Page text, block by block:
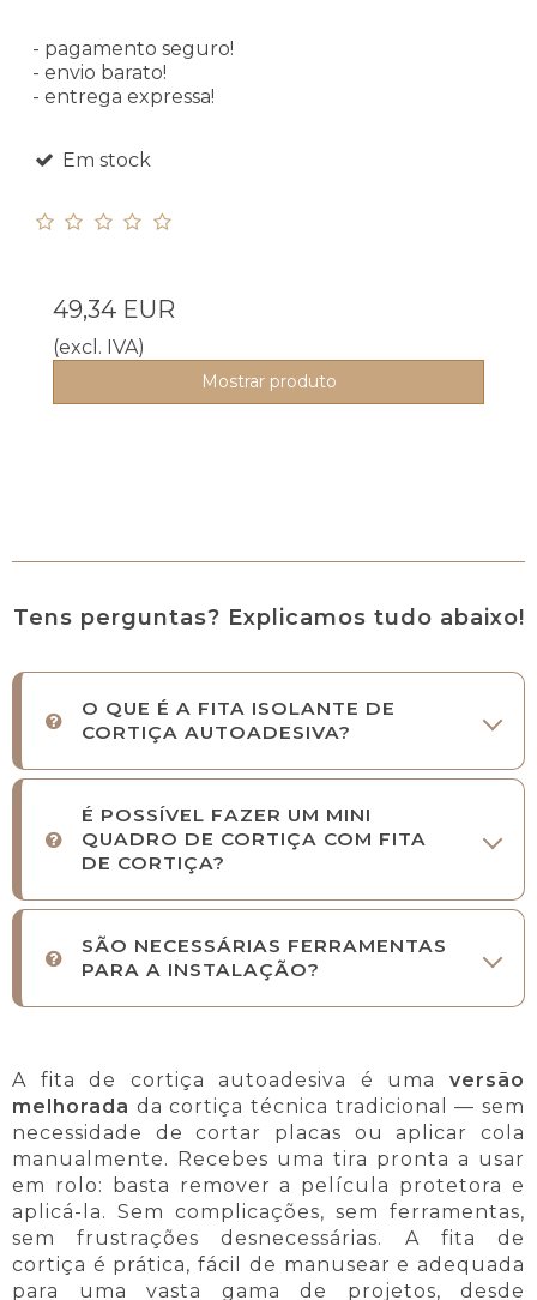
- pagamento seguro!
- envio barato!
- entrega expressa!
Em stock
49,34 EUR
(excl. IVA)
Mostrar produto
Tens perguntas? Explicamos tudo abaixo!
O QUE É A FITA ISOLANTE DE
CORTIÇA AUTOADESIVA?
É POSSÍVEL FAZER UM MINI
QUADRO DE CORTIÇA COM FITA
DE CORTIÇA?
SÃO NECESSÁRIAS FERRAMENTAS
PARA A INSTALAÇÃO?
A fita de cortiça autoadesiva é uma versão
melhorada da cortiça técnica tradicional — sem
necessidade de cortar placas ou aplicar cola
manualmente. Recebes uma tira pronta a usar
em rolo: basta remover a película protetora e
aplicá-la. Sem complicações, sem ferramentas,
sem frustrações desnecessárias. A fita de
cortiça é prática, fácil de manusear e adequada
para uma vasta gama de projetos, desde